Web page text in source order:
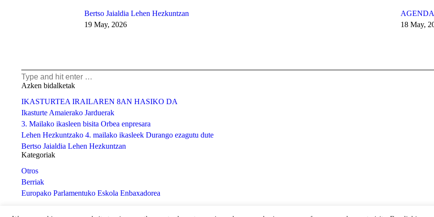
Bertso Jaialdia Lehen Hezkuntzan
19 May, 2026
18 May,
Search:
Azken bidalketak
IKASTURTEA IRAILAREN 8AN HASIKO DA
Ikasturte Amaierako Jarduerak
3. Mailako ikasleen bisita Orbea enpresara
Lehen Hezkuntzako 4. mailako ikasleek Durango ezagutu dute
Bertso Jaialdia Lehen Hezkuntzan
Kategoriak
Otros
Berriak
Europako Parlamentuko Eskola Enbaxadorea